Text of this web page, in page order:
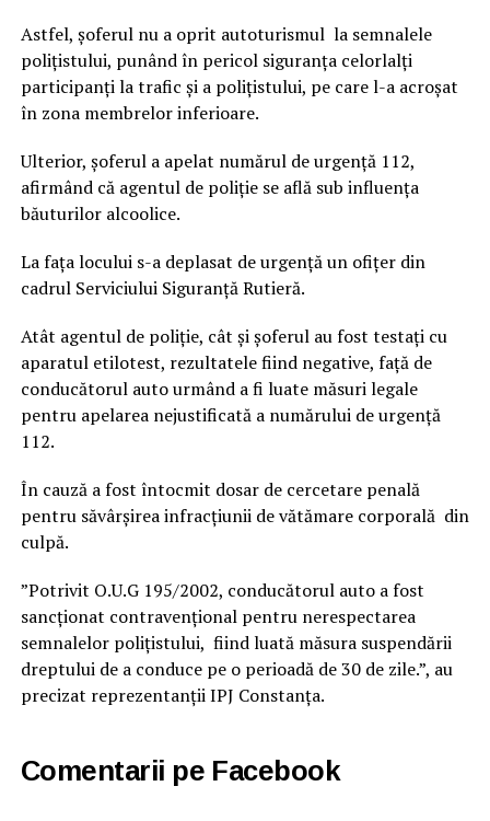
Astfel, șoferul nu a oprit autoturismul la semnalele
polițistului, punând în pericol siguranța celorlalți
participanți la trafic și a polițistului, pe care l-a acroșat
în zona membrelor inferioare.
Ulterior, șoferul a apelat numărul de urgență 112,
afirmând că agentul de poliție se află sub influența
băuturilor alcoolice.
La fața locului s-a deplasat de urgență un ofițer din
cadrul Serviciului Siguranță Rutieră.
Atât agentul de poliție, cât și șoferul au fost testați cu
aparatul etilotest, rezultatele fiind negative, față de
conducătorul auto urmând a fi luate măsuri legale
pentru apelarea nejustificată a numărului de urgență
112.
În cauză a fost întocmit dosar de cercetare penală
pentru săvârșirea infracțiunii de vătămare corporală din
culpă.
”Potrivit O.U.G 195/2002, conducătorul auto a fost
sancționat contravențional pentru nerespectarea
semnalelor polițistului, fiind luată măsura suspendării
dreptului de a conduce pe o perioadă de 30 de zile.”, au
precizat reprezentanții IPJ Constanța.
Comentarii pe Facebook